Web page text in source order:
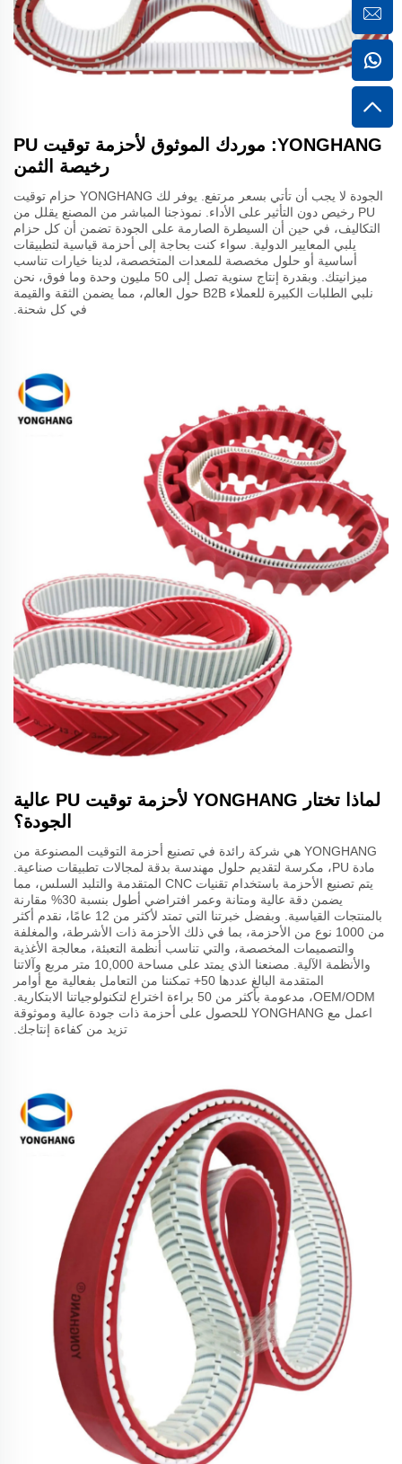
YONGHANG: موردك الموثوق لأحزمة توقيت PU
رخيصة الثمن
الجودة لا يجب أن تأتي بسعر مرتفع. يوفر لك YONGHANG حزام توقيت
PU رخيص دون التأثير على الأداء. نموذجنا المباشر من المصنع يقلل من
التكاليف، في حين أن السيطرة الصارمة على الجودة تضمن أن كل حزام
يلبي المعايير الدولية. سواء كنت بحاجة إلى أحزمة قياسية لتطبيقات
أساسية أو حلول مخصصة للمعدات المتخصصة، لدينا خيارات تناسب
ميزانيتك. وبقدرة إنتاج سنوية تصل إلى 50 مليون وحدة وما فوق، نحن
نلبي الطلبات الكبيرة للعملاء B2B حول العالم، مما يضمن الثقة والقيمة
في كل شحنة.
لماذا تختار YONGHANG لأحزمة توقيت PU عالية
الجودة؟
YONGHANG هي شركة رائدة في تصنيع أحزمة التوقيت المصنوعة من
مادة PU، مكرسة لتقديم حلول مهندسة بدقة لمجالات تطبيقات صناعية.
يتم تصنيع الأحزمة باستخدام تقنيات CNC المتقدمة والتلبد السلس، مما
يضمن دقة عالية ومتانة وعمر افتراضي أطول بنسبة 30% مقارنة
بالمنتجات القياسية. وبفضل خبرتنا التي تمتد لأكثر من 12 عامًا، نقدم أكثر
من 1000 نوع من الأحزمة، بما في ذلك الأحزمة ذات الأشرطة، والمغلفة
والتصميمات المخصصة، والتي تناسب أنظمة التعبئة، معالجة الأغذية
والأنظمة الآلية. مصنعنا الذي يمتد على مساحة 10,000 متر مربع وآلاتنا
المتقدمة البالغ عددها 50+ تمكننا من التعامل بفعالية مع أوامر
OEM/ODM، مدعومة بأكثر من 50 براءة اختراع لتكنولوجياتنا الابتكارية.
اعمل مع YONGHANG للحصول على أحزمة ذات جودة عالية وموثوقة
تزيد من كفاءة إنتاجك.